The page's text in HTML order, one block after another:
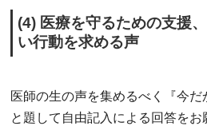
(4) 医療を守るための支援
い行動を求める声
医師の生の声を集めるべく『今だ
と題して自由記入による回答をお